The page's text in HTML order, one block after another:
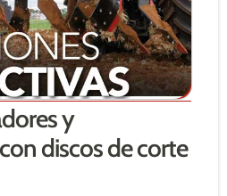
y
discos de corte